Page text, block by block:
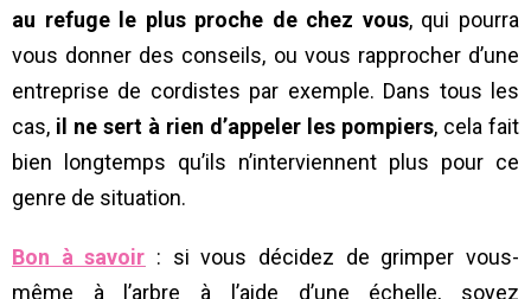
au refuge le plus proche de chez vous, qui pourra
vous donner des conseils, ou vous rapprocher d’une
entreprise de cordistes par exemple. Dans tous les
cas, il ne sert à rien d’appeler les pompiers, cela fait
bien longtemps qu’ils n’interviennent plus pour ce
genre de situation.
Bon à savoir : si vous décidez de grimper vous-
même à l’arbre à l’aide d’une échelle, soyez